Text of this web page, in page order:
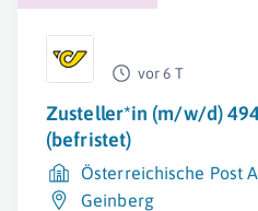
vor 6 T
Zusteller*in (m/w/d)
(befristet)
Österreichische Post
Geinberg